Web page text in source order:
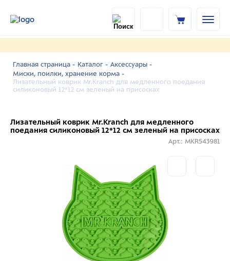
Главная страница - Каталог - Аксессуары -
Миски, поилки, хранение корма -
Лизательный коврик Mr.Kranch для медленного поедания
силиконовый 12*12 см зеленый на присосках
Лизательный коврик Mr.Kranch для медленного
поедания силиконовый 12*12 см зеленый на присосках
Арт.: MKR543981